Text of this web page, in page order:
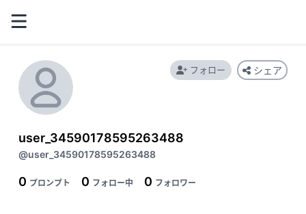
user_34590178595263488
@user_34590178595263488
0 プロンプト 0 フォロー中 0 フォロワー
フォロー シェア